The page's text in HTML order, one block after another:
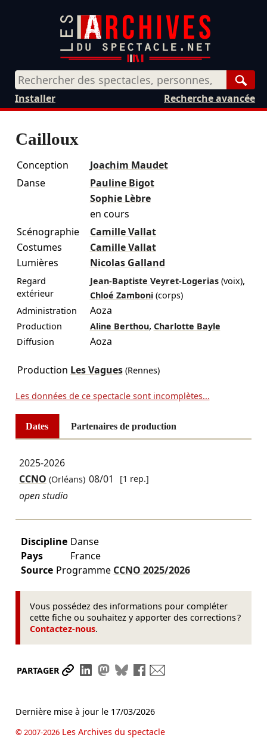
Recherche avancée
Installer
Cailloux
Conception
Joachim Maudet
Danse
Pauline Bigot
Sophie Lèbre
en cours
Scénographie
Camille Vallat
Costumes
Camille Vallat
Lumières
Nicolas Galland
Regard
extérieur
Jean-Baptiste Veyret-Logerias (voix),
Chloé Zamboni (corps)
Administration
Aoza
Production Aline Berthou, Charlotte Bayle
Diffusion
Aoza
Production Les Vagues(Rennes)
Les données de ce spectacle sont incomplètes...
Dates Partenaires de production
2025-2026
CCNO (Orléans) 08/01 [1 rep.]
open studio
Discipline Danse
Pays
France
Source Programme CCNO 2025/2026
Vous possédez des informations pour compléter
cette fiche ou souhaitez y apporter des corrections ?
Contactez-nous.
PARTAGER Partager le lien
Partager sur LinkedIn
Partager sur Mastodon
Partager sur Bluesky
Partager sur Facebook
Dernière mise à jour le 17/03/2026
© 2007-2026Les Archives du spectacle